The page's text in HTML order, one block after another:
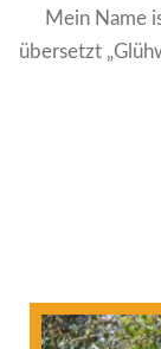
Mein Name
übersetzt